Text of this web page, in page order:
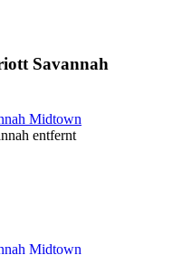
Savannah
Midtown
entfernt
Midtown